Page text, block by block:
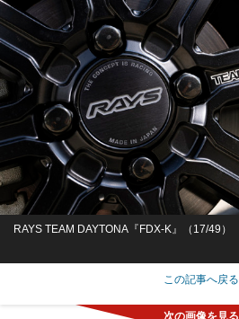
RAYS TEAM DAYTONA『FDX-K』（17/49）
この記事へ戻る